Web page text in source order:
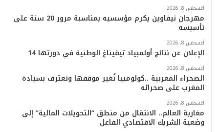
أغسطس 8, 2026
مهرجان تيفاوين يكرم مؤسسيه بمناسبة مرور 20 سنة على
تأسيسه
أغسطس 8, 2026
الإعلان عن نتائج أولمبياد تيفيناغ الوطنية في دورتها 14
أغسطس 8, 2026
الصحراء المغربية ..كولومبيا تُغير موقفها وتعترف بسيادة
المغرب على صحرائه
أغسطس 8, 2026
مغاربة العالم.. الانتقال من منطق “التحويلات المالية” إلى
وضعية الشريك الاقتصادي الفاعل